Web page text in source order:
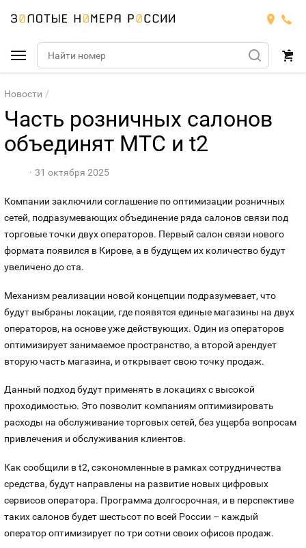
Подобрать номер
Билайн
Номера
Номера
Йота
Тарифы
Продать номер
Оплата и доставка
Контакты
Устройства
Новости
Часть розничных салонов
объединят МТС и t2
31 октября 2025
Компании заключили соглашение по оптимизации розничных
сетей, подразумевающих объединение ряда салонов связи под
торговые точки двух операторов. Первый салон связи нового
формата появился в Кирове, а в будущем их количество будут
увеличено до ста.
Механизм реализации новой концепции подразумевает, что
будут выбраны локации, где появятся единые магазины на двух
операторов, на основе уже действующих. Один из операторов
оптимизирует занимаемое пространство, а второй арендует
вторую часть магазина, и открывает свою точку продаж.
Данный подход будут применять в локациях с высокой
проходимостью. Это позволит компаниям оптимизировать
расходы на обслуживание торговых сетей, без ущерба вопросам
привлечения и обслуживания клиентов.
Как сообщили в t2, сэкономленные в рамках сотрудничества
средства, будут направлены на развитие новых цифровых
сервисов оператора. Программа долгосрочная, и в перспективе
таких салонов будет шестьсот по всей России – каждый
оператор оптимизирует по три сотни своих офисов продаж.